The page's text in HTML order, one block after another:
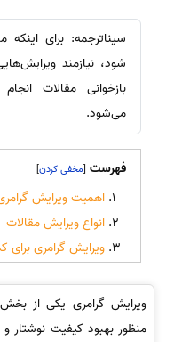
سیناترجمه: برای
شود، نیازمند
بازخوانی مقالات
می‌شود.
فهرست [
]
اهمیت ویرایش
انواع ویرایش مقالات
ویرایش گرامری
ویرایش گرامری یکی از
منظور بهبود کیفیت نوشتار